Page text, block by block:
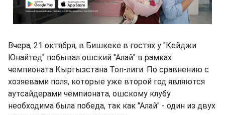
Вчера, 21 октября, в Бишкеке в гостях у "Кейджи
Юнайтед" побывал ошский "Алай" в рамках
чемпионата Кыргызстана Топ-лиги. По сравнению с
хозяевами поля, которые уже второй год являются
аутсайдерами чемпионата, ошскому клубу
необходима была победа, так как "Алай" - один из двух